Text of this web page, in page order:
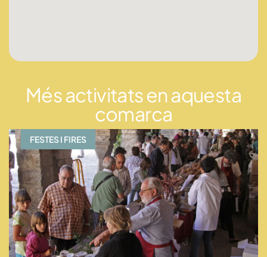
Més activitats en aquesta
comarca
FESTES I FIRES